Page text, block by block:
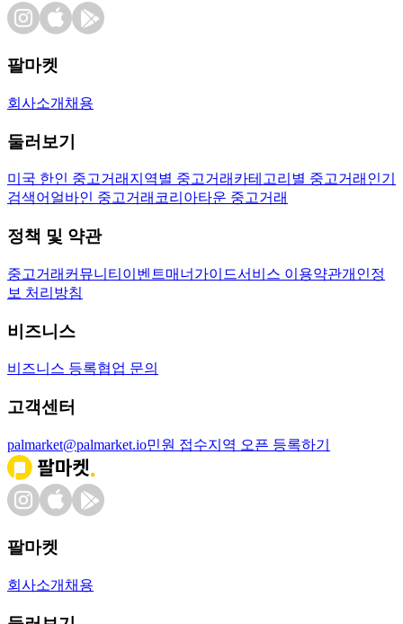
팔마켓
회사소개 채용
둘러보기
미국 한인 중고거래 지역별 중고거래 카테고리별 중고거래 인기
검색어 얼바인 중고거래 코리아타운 중고거래
정책 및 약관
중고거래 커뮤니티 이벤트매너가이드서비스 이용약관개인정
보 처리방침
비즈니스
비즈니스 등록협업 문의
고객센터
palmarket@palmarket.io민원 접수지역 오픈 등록하기
팔마켓
회사소개 채용